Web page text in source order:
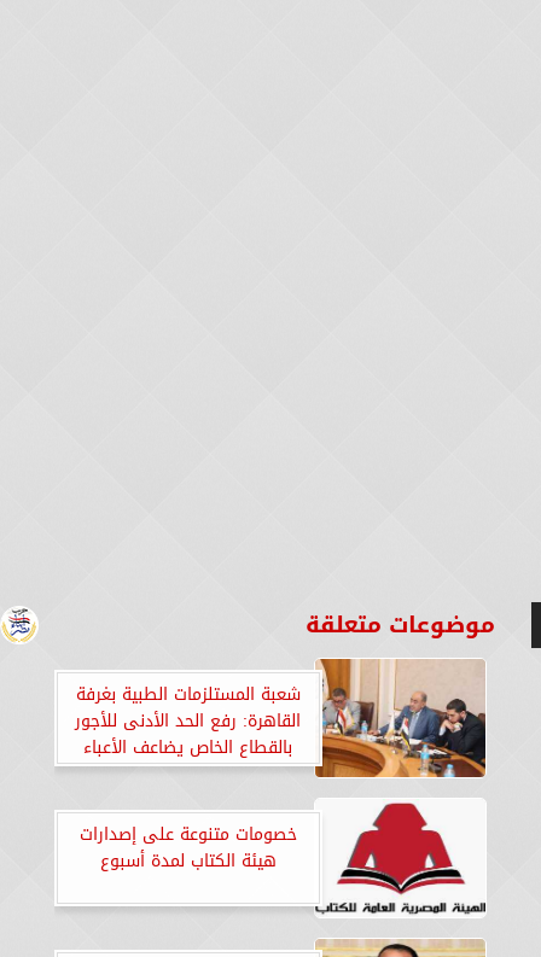
موضوعات متعلقة
شعبة المستلزمات الطبية بغرفة
القاهرة: رفع الحد الأدنى للأجور
بالقطاع الخاص يضاعف الأعباء
على المجتمع الصناعي والتجاري
خصومات متنوعة على إصدارات
هيئة الكتاب لمدة أسبوع